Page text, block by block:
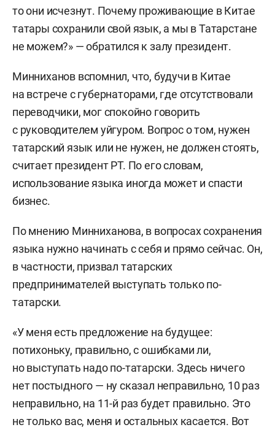
то они исчезнут. Почему проживающие в Китае
татары сохранили свой язык, а мы в Татарстане
не можем?» — обратился к залу президент.
Минниханов вспомнил, что, будучи в Китае
на встрече с губернаторами, где отсутствовали
переводчики, мог спокойно говорить
с руководителем уйгуром. Вопрос о том, нужен
татарский язык или не нужен, не должен стоять,
считает президент РТ. По его словам,
использование языка иногда может и спасти
бизнес.
По мнению Минниханова, в вопросах сохранения
языка нужно начинать с себя и прямо сейчас. Он,
в частности, призвал татарских
предпринимателей выступать только по-
татарски.
«У меня есть предложение на будущее:
потихоньку, правильно, с ошибками ли,
но выступать надо по-татарски. Здесь ничего
нет постыдного — ну сказал неправильно, 10 раз
неправильно, на 11-й раз будет правильно. Это
не только вас, меня и остальных касается. Вот